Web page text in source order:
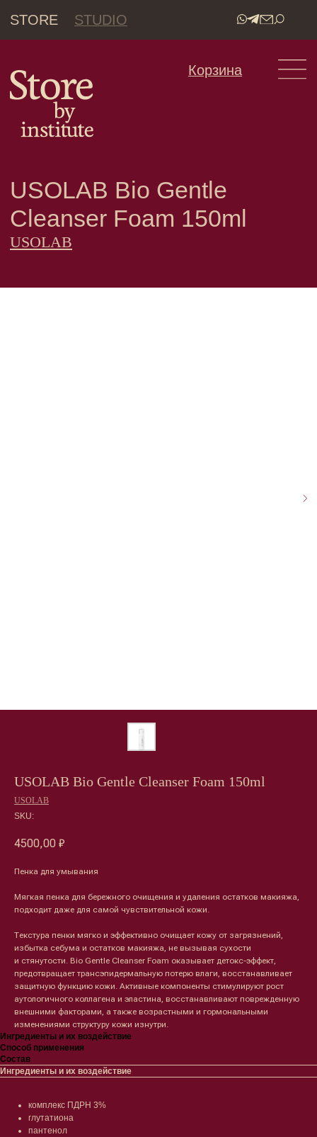
STORE STUDIO
•
USOLAB Bio Gentle
USOLAB Bio Gentle Cleanser Foam 150ml
USOLAB
SKU:
4500,00 ₽
Пенка для умывания
Мягкая пенка для бережного очищения и удаления остатков макияжа,
подходит даже для самой чувствительной кожи.
Текстура пенки мягко и эффективно очищает кожу от загрязнений,
избытка себума и остатков макияжа, не вызывая сухости
и стянутости. Bio Gentle Cleanser Foam оказывает детокс-эффект,
предотвращает трансэпидермальную потерю влаги, восстанавливает
защитную функцию кожи. Активные компоненты стимулируют рост
аутологичного коллагена и эластина, восстанавливают поврежденную
внешними факторами, а также возрастными и гормональными
изменениями структуру кожи изнутри.
Ингредиенты и их воздействие
Способ применения
Состав
Ингредиенты и их воздействие
комплекс ПДРН 3%
глутатиона
пантенол